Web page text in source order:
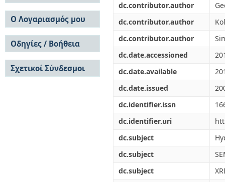
dc.contributor.author
dc.contributor.author
dc.contributor.author
dc.date.accessioned
dc.date.available
dc.date.issued
dc.identifier.issn
dc.identifier.uri
dc.subject
dc.subject
dc.subject
Σε όλο το DSpace
Κοινότητες & Συλλογές
Ανά Ημερομηνία
Έκδοσης
Συγγραφείς
Τίτλοι
Θέματα
Ο Λογαριασμός μου
Σύνδεση
Εγγραφή
Οδηγίες / Βοήθεια
Οδηγίες Υποβολής
Οδηγίες Χρήσης ΙΑ
Συχνές Ερωτήσεις
Σχετικοί Σύνδεσμοι